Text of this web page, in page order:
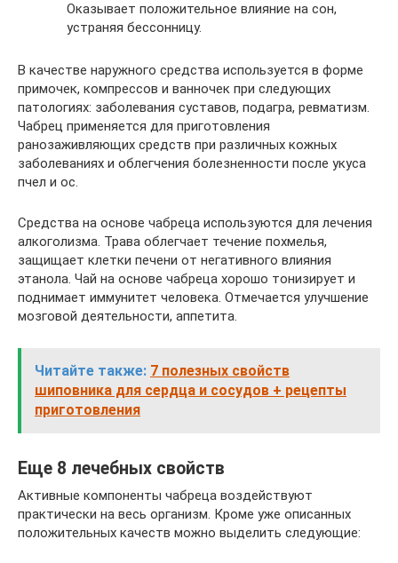
Оказывает положительное влияние на сон,
устраняя бессонницу.
В качестве наружного средства используется в форме
примочек, компрессов и ванночек при следующих
патологиях: заболевания суставов, подагра, ревматизм.
Чабрец применяется для приготовления
ранозаживляющих средств при различных кожных
заболеваниях и облегчения болезненности после укуса
пчел и ос.
Средства на основе чабреца используются для лечения
алкоголизма. Трава облегчает течение похмелья,
защищает клетки печени от негативного влияния
этанола. Чай на основе чабреца хорошо тонизирует и
поднимает иммунитет человека. Отмечается улучшение
мозговой деятельности, аппетита.
Читайте также: 7 полезных свойств
шиповника для сердца и сосудов + рецепты
приготовления
Еще 8 лечебных свойств
Активные компоненты чабреца воздействуют
практически на весь организм. Кроме уже описанных
положительных качеств можно выделить следующие: